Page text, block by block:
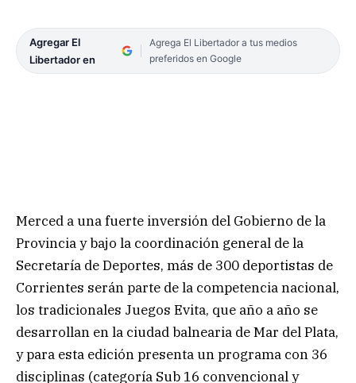
Agregar El
Libertador en
Agrega El Libertador a tus medios
preferidos en Google
Merced a una fuerte inversión del Gobierno de la
Provincia y bajo la coordinación general de la
Secretaría de Deportes, más de 300 deportistas de
Corrientes serán parte de la competencia nacional,
los tradicionales Juegos Evita, que año a año se
desarrollan en la ciudad balnearia de Mar del Plata,
y para esta edición presenta un programa con 36
disciplinas (categoría Sub 16 convencional y